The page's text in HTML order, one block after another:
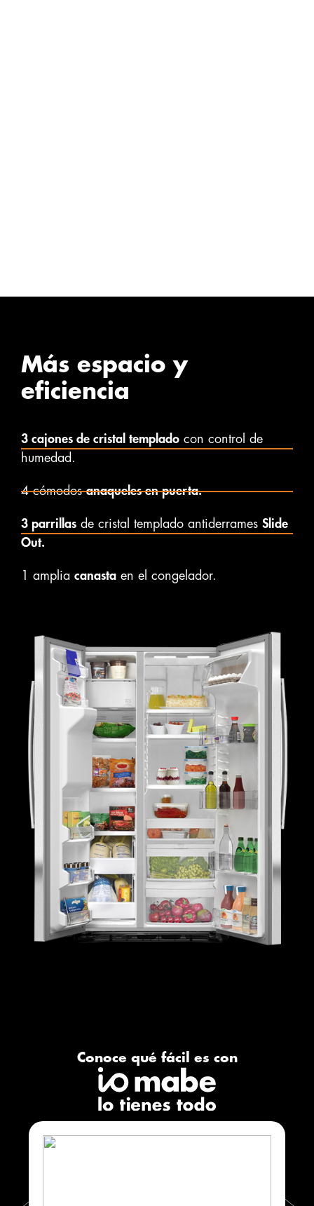
Más espacio y
eficiencia
3 cajones de cristal templado con control de
humedad.
4 cómodosanaqueles en puerta.
3 parrillas de cristal templado antiderrames Slide
Out.
1 amplia canasta en el congelador.
Conoce qué fácil es con​